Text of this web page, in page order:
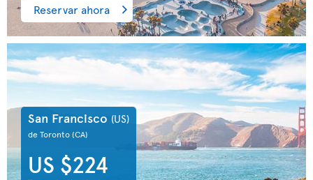
Reservar ahora
San Francisco (US)
de Toronto(CA)
US $224